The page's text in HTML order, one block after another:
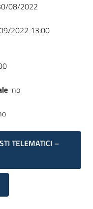
08/2022
2022 13:00
no
TELEMATICI –